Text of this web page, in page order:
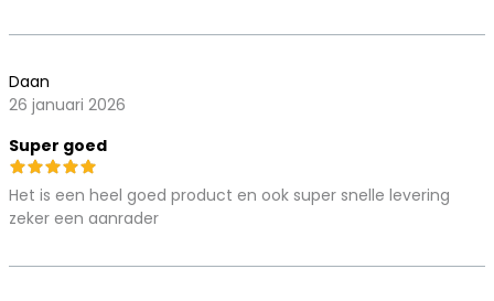
Daan
26 januari 2026
Super goed
Het is een heel goed product en ook super snelle levering
zeker een aanrader